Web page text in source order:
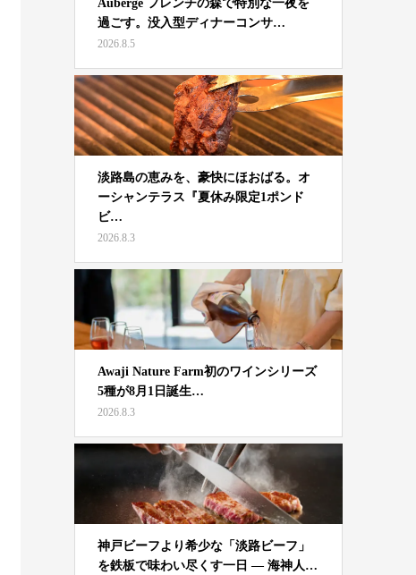
Auberge フレンチの森で特別な一夜を
過ごす。没入型ディナーコンサ…
2026.8.5
淡路島の恵みを、豪快にほおばる。オ
ーシャンテラス『夏休み限定1ポンド
ビ…
2026.8.3
Awaji Nature Farm初のワインシリーズ
5種が8月1日誕生…
2026.8.3
神戸ビーフより希少な「淡路ビーフ」
を鉄板で味わい尽くす一日 — 海神人…